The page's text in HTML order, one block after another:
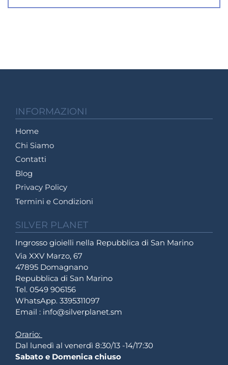
INFORMAZIONI
Home
Chi Siamo
Contatti
Blog
Privacy Policy
Termini e Condizioni
SILVER PLANET
Ingrosso gioielli nella Repubblica di San Marino
Via XXV Marzo, 67
47895 Domagnano
Repubblica di San Marino
Tel. 0549 906156
WhatsApp. 3395311097
Email : info@silverplanet.sm
Orario:
Dal lunedì al venerdì 8:30/13 -14/17:30
Sabato e Domenica chiuso